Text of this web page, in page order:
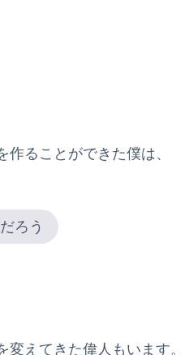
作ることができた僕は、
ろう
えてきた偉人もいます。